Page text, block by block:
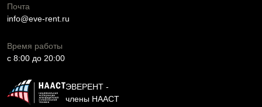
Почта
info@eve-rent.ru
Время работы
c 8:00 до 20:00
ЭВЕРЕНТ -
члены НААСТ